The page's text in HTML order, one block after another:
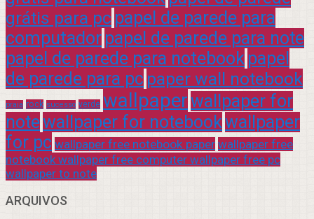
grátis para pc papel de parede para
computador papel de parede para note
papel de parede para notebook papel
de parede para pc paper wall notebook
praia rock sucesso verde wallpaperwallpaper for
notewallpaper for notebookwallpaper
for pc wallpaper free notebook paper wallpaper free
notebook wallpaper free computer wallpaper free pc
wallpaper to note
ARQUIVOS